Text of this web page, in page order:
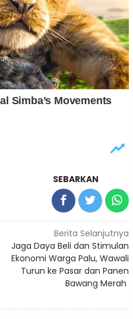
SEBARKAN
Berita Selanjutnya
Jaga Daya Beli dan Stimulan
Ekonomi Warga Palu, Wawali
Turun ke Pasar dan Panen
Bawang Merah